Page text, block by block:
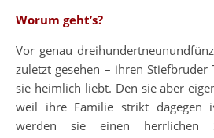
Worum geht’s?
Vor genau
zuletzt gesehen – ihren Stiefbruder
sie heimlich liebt. Den sie aber
weil ihre Familie strikt dagegen
werden sie einen herrlichen